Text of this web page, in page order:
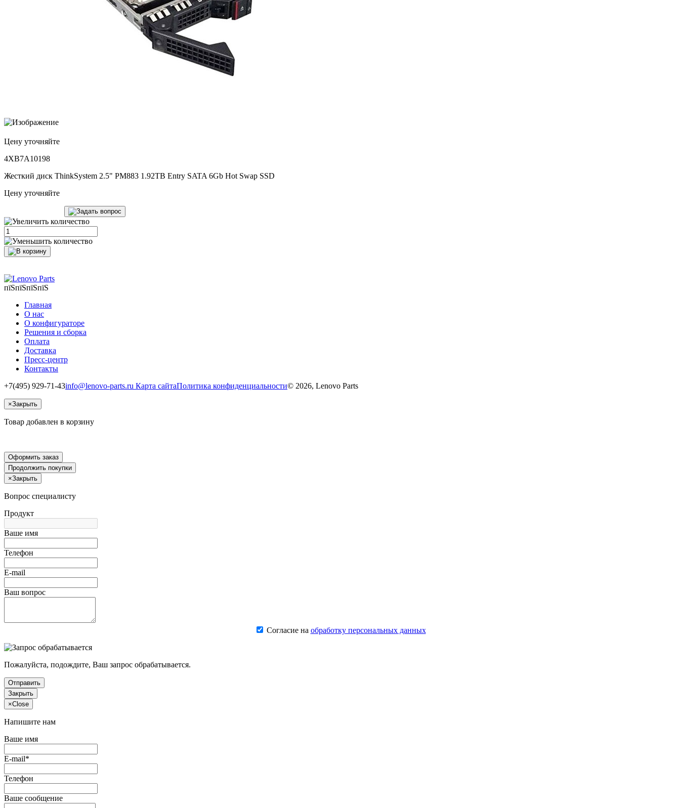
Цену уточняйте
4XB7A10198
Жесткий диск ThinkSystem 2.5" PM883 1.92TB Entry SATA 6Gb Hot Swap SSD
Цену уточняйте
пїЅпїЅпїЅпїЅ
Главная
О нас
О конфигураторе
Решения и сборка
Оплата
Доставка
Пресс-центр
Контакты
+7(495) 929-71-43info@lenovo-parts.ru Карта сайтаПолитика конфиденциальности© 2026, Lenovo Parts
×Закрыть
Товар добавлен в корзину
Оформить заказ
Продолжить покупки
×Закрыть
Вопрос специалисту
Продукт
Ваше имя
Телефон
E-mail
Ваш вопрос
Согласие на обработку персональных данных
Пожалуйста, подождите, Ваш запрос обрабатывается.
Отправить
Закрыть
×Close
Напишите нам
Ваше имя
E-mail*
Телефон
Ваше сообщение